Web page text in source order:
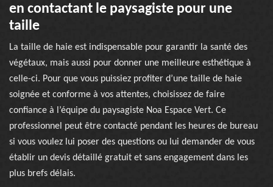
en contactant le paysagiste pour une
taille
La taille de haie est indispensable pour garantir la santé des
végétaux, mais aussi pour donner une meilleure esthétique à
celle-ci. Pour que vous puissiez profiter d’une taille de haie
soignée et conforme à vos attentes, choisissez de faire
confiance à l’équipe du paysagiste Noa Espace Vert. Ce
professionnel peut être contacté pendant les heures de bureau
si vous voulez lui poser des questions ou lui demander de vous
établir un devis détaillé gratuit et sans engagement dans les
plus brefs délais.